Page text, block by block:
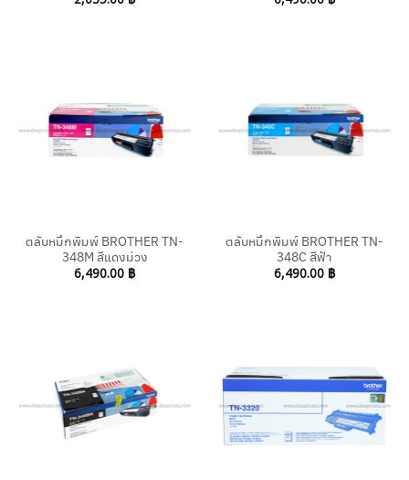
ตลับหมึกพิมพ์ BROTHER TN-
348M สีแดงม่วง
6,490.00 ฿
ตลับหมึกพิมพ์ BROTHER TN-
348C สีฟ้า
6,490.00 ฿